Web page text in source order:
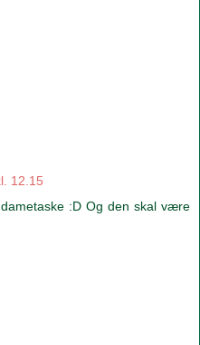
12.15
:D Og den skal være